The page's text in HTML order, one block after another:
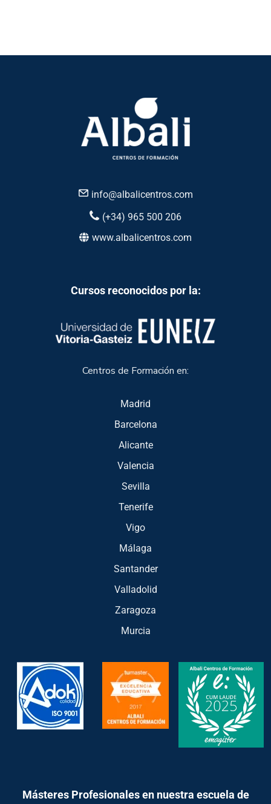
info@albalicentros.com
(+34) 965 500 206
www.albalicentros.com
Cursos reconocidos por la:
Centros de Formación en:
Madrid
Barcelona
Alicante
Valencia
Sevilla
Tenerife
Vigo
Málaga
Santander
Valladolid
Zaragoza
Murcia
Másteres Profesionales en nuestra escuela de